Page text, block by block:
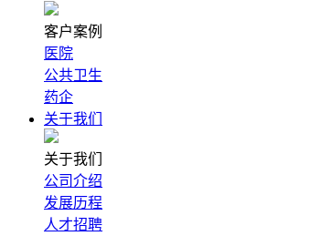
客户案例
医院
公共卫生
药企
关于我们
关于我们
公司介绍
发展历程
人才招聘